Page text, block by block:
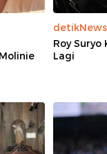
detikNews
Roy Suryo
Lagi